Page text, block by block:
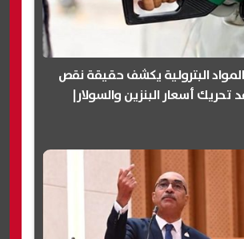
البترولية يكشف حقيقة نقص
تحريك أسعار البنزين والسولار|